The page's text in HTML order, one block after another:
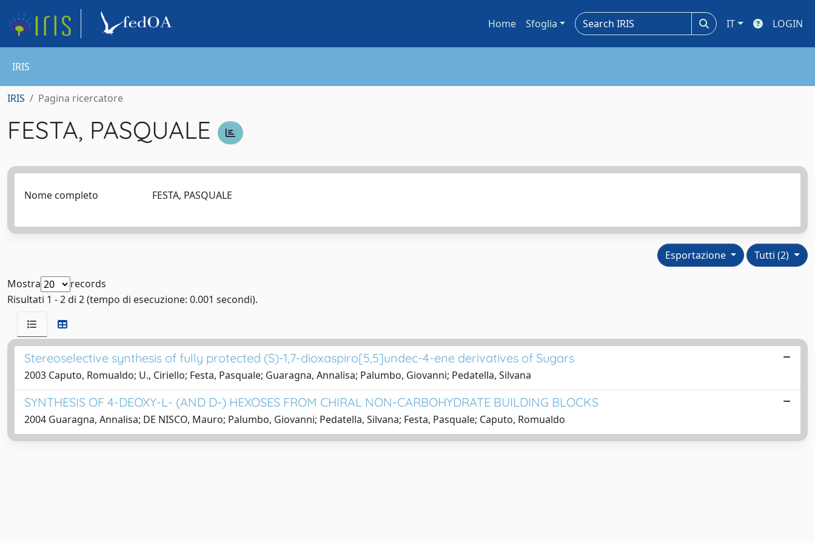
Home Sfoglia IT LOGIN
IRIS
IRIS Pagina ricercatore
FESTA, PASQUALE
Nome completo FESTA, PASQUALE
Tutti (2)
Esportazione
Mostra
records
Risultati 1 - 2 di 2 (tempo di esecuzione: 0.001 secondi).
Stereoselective synthesis of fully protected (S)-1,7-dioxaspiro[5,5]undec-4-ene derivatives of Sugars
2003 Caputo, Romualdo; U., Ciriello; Festa, Pasquale; Guaragna, Annalisa; Palumbo, Giovanni; Pedatella, Silvana
SYNTHESIS OF 4-DEOXY-L- (AND D-) HEXOSES FROM CHIRAL NON-CARBOHYDRATE BUILDING BLOCKS
2004 Guaragna, Annalisa; DE NISCO, Mauro; Palumbo, Giovanni; Pedatella, Silvana; Festa, Pasquale; Caputo, Romualdo